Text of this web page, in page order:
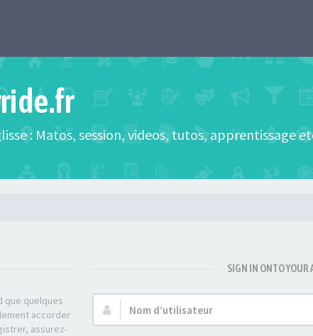
: Matos, session, videos, tutos, apprentissage
que quelques
accorder
assurez-
SIGN IN ONTO YOUR
Nom
d’utilisateur :